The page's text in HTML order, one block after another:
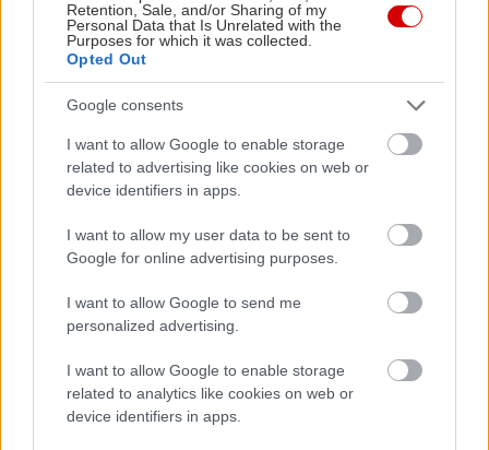
Retention, Sale, and/or Sharing of my
Personal Data that Is Unrelated with the
Purposes for which it was collected.
Opted Out
Google consents
I want to allow Google to enable storage
related to advertising like cookies on web or
device identifiers in apps.
I want to allow my user data to be sent to
Google for online advertising purposes.
I want to allow Google to send me
personalized advertising.
I want to allow Google to enable storage
related to analytics like cookies on web or
device identifiers in apps.
Εκτέλεση: Τοποθετούμε μια κατσαρόλα σε δυνατή
φωτιά, ρίχνουμε νερό και αλάτι, και αφήνουμε να
πάρει βράση.
Ρίχνουμε τις φακές και βράζουμε σύμφωνα με τις
οδηγίες της συσκευασίας.
Αποσύρουμε την κατσαρόλα από τη φωτιά και